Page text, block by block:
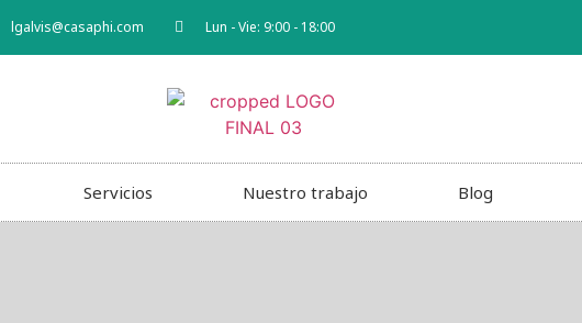
lgalvis@casaphi.com Lun - Vie: 9:00 - 18:00
Servicios Nuestro trabajo Blog